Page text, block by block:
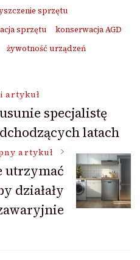
sprzętu
sprzętu
konserwacja AGD
żywotność urządzeń
artykuł
specjalistę
latach
artykuł
utrzymać
działały